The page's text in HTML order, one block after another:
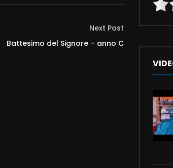
Next Post
Battesimo del Signore – anno C